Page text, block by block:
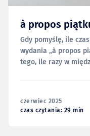
à propos
Gdy pomyślę, ile
wydania „à propos
tego, ile razy w
czerwiec 2025
czas czytania: 29 min